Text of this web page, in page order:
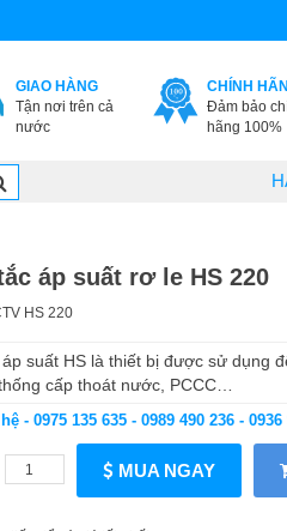
GIAO HÀNG
Tận nơi trên cả
nước
CHÍNH
Đảm bảo
hãng 100%
áp suất rơ le HS 220
HS 220
suất HS là thiết bị được sử dụng
cấp thoát nước, PCCC…
- 0975 135 635 - 0989 490 236 - 0936
MUA NGAY